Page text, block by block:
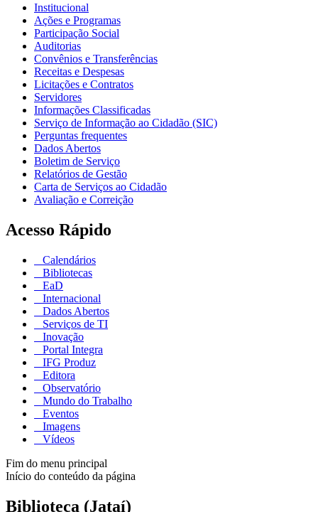
Institucional
Ações e Programas
Participação Social
Auditorias
Convênios e Transferências
Receitas e Despesas
Licitações e Contratos
Servidores
Informações Classificadas
Serviço de Informação ao Cidadão (SIC)
Perguntas frequentes
Dados Abertos
Boletim de Serviço
Relatórios de Gestão
Carta de Serviços ao Cidadão
Avaliação e Correição
Acesso Rápido
Calendários
Bibliotecas
EaD
Internacional
Dados Abertos
Serviços de TI
Inovação
Portal Integra
IFG Produz
Editora
Observatório
Mundo do Trabalho
Eventos
Imagens
Vídeos
Fim do menu principal
Início do conteúdo da página
Biblioteca (Jataí)